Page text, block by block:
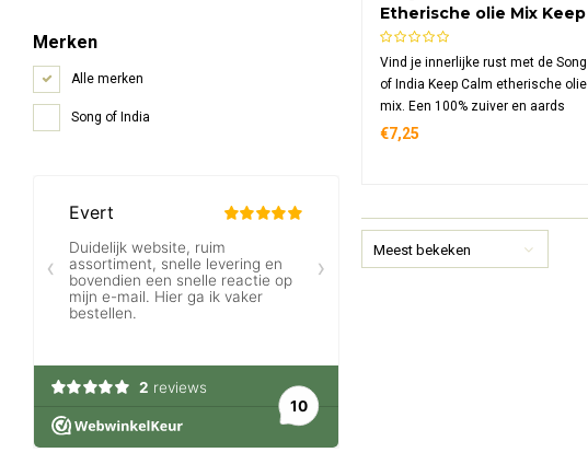
Merken
Alle merken
Song of India
Etherische olie Mix Keep
Calm
Vind je innerlijke rust met de Song
of India Keep Calm etherische olie
mix. Een 100% zuiver en aards
blend van sandelhout, patchoeli,
€7,25
Meest bekeken